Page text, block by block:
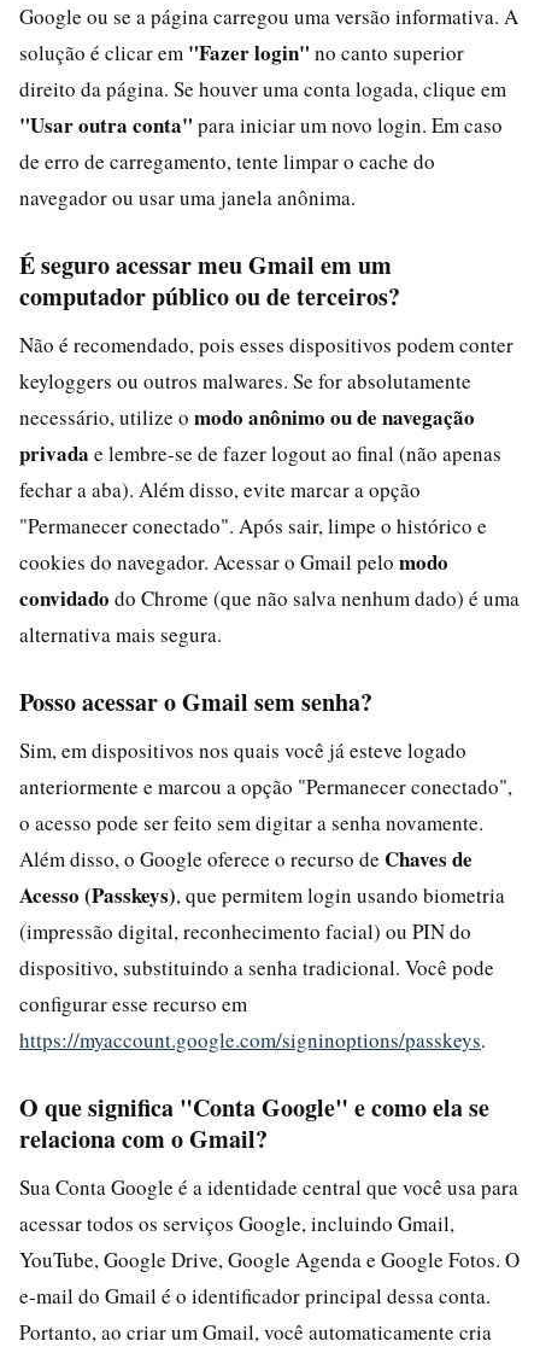
Google ou se a página carregou uma versão informativa. A
solução é clicar em "Fazer login" no canto superior
direito da página. Se houver uma conta logada, clique em
"Usar outra conta" para iniciar um novo login. Em caso
de erro de carregamento, tente limpar o cache do
navegador ou usar uma janela anônima.
É seguro acessar meu Gmail em um
computador público ou de terceiros?
Não é recomendado, pois esses dispositivos podem conter
keyloggers ou outros malwares. Se for absolutamente
necessário, utilize o modo anônimo ou de navegação
privada e lembre-se de fazer logout ao final (não apenas
fechar a aba). Além disso, evite marcar a opção
"Permanecer conectado". Após sair, limpe o histórico e
cookies do navegador. Acessar o Gmail pelo modo
convidado do Chrome (que não salva nenhum dado) é uma
alternativa mais segura.
Posso acessar o Gmail sem senha?
Sim, em dispositivos nos quais você já esteve logado
anteriormente e marcou a opção "Permanecer conectado",
o acesso pode ser feito sem digitar a senha novamente.
Além disso, o Google oferece o recurso de Chaves de
Acesso (Passkeys), que permitem login usando biometria
(impressão digital, reconhecimento facial) ou PIN do
dispositivo, substituindo a senha tradicional. Você pode
configurar esse recurso em
https://myaccount.google.com/signinoptions/passkeys.
O que significa "Conta Google" e como ela se
relaciona com o Gmail?
Sua Conta Google é a identidade central que você usa para
acessar todos os serviços Google, incluindo Gmail,
YouTube, Google Drive, Google Agenda e Google Fotos. O
e-mail do Gmail é o identificador principal dessa conta.
Portanto, ao criar um Gmail, você automaticamente cria